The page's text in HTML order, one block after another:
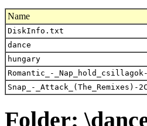
Name
DiskInfo.txt
dance
hungary
Romantic_-_Nap_hold_csillagok-
Snap_-_Attack_(The_Remixes)-
Folder: